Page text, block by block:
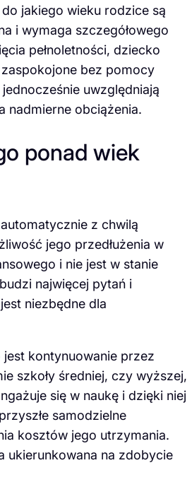
jakiego wieku rodzice są
i wymaga szczegółowego
pełnoletności, dziecko
bez pomocy
uwzględniają
nadmierne obciążenia.
ponad wiek
z chwilą
jego przedłużenia w
i nie jest w stanie
najwięcej pytań i
niezbędne dla
kontynuowanie przez
szkoły średniej, czy wyższej,
się w naukę i dzięki niej
samodzielne
kosztów jego utrzymania.
ukierunkowana na zdobycie